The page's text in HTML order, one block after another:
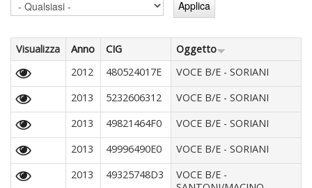
Visualizza Anno CIG
Oggetto
2012
480524017E
VOCE B/E - SORIANI
2013
5232606312
VOCE B/E - SORIANI
2013
49821464F0
VOCE B/E - SORIANI
2013
49996490E0
VOCE B/E - SORIANI
2013
49325748D3
VOCE B/E -